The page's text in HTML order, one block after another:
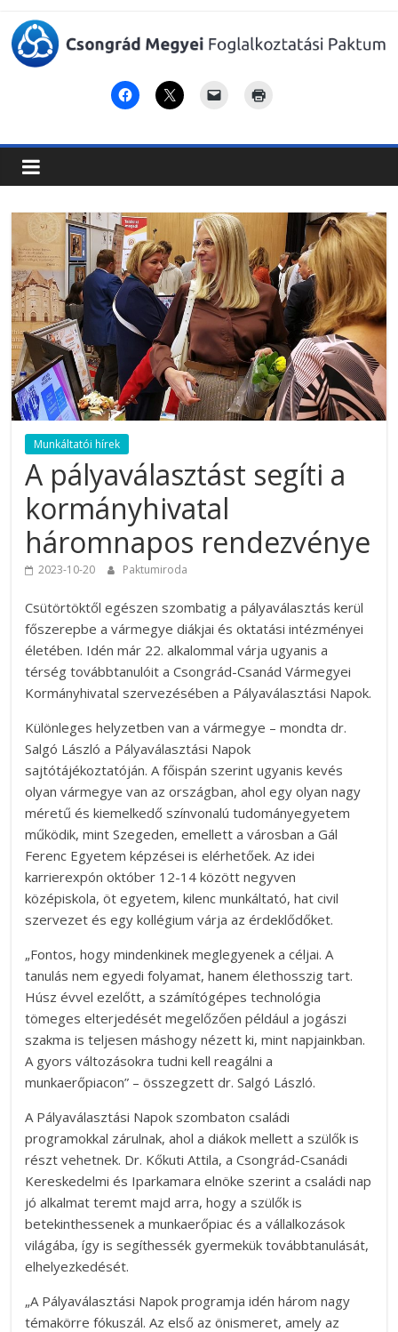
Csongrád
Megyei
Foglalkoztatási
Paktum
Munkáltatói hírek
A pályaválasztást segíti a
kormányhivatal
háromnapos rendezvénye
2023-10-20 Paktumiroda
Csütörtöktől egészen szombatig a pályaválasztás kerül
főszerepbe a vármegye diákjai és oktatási intézményei
életében. Idén már 22. alkalommal várja ugyanis a
térség továbbtanulóit a Csongrád-Csanád Vármegyei
Kormányhivatal szervezésében a Pályaválasztási Napok.
Különleges helyzetben van a vármegye – mondta dr.
Salgó László a Pályaválasztási Napok
sajtótájékoztatóján. A főispán szerint ugyanis kevés
olyan vármegye van az országban, ahol egy olyan nagy
méretű és kiemelkedő színvonalú tudományegyetem
működik, mint Szegeden, emellett a városban a Gál
Ferenc Egyetem képzései is elérhetőek. Az idei
karrierexpón október 12-14 között negyven
középiskola, öt egyetem, kilenc munkáltató, hat civil
szervezet és egy kollégium várja az érdeklődőket.
„Fontos, hogy mindenkinek meglegyenek a céljai. A
tanulás nem egyedi folyamat, hanem élethosszig tart.
Húsz évvel ezelőtt, a számítógépes technológia
tömeges elterjedését megelőzően például a jogászi
szakma is teljesen máshogy nézett ki, mint napjainkban.
A gyors változásokra tudni kell reagálni a
munkaerőpiacon” – összegzett dr. Salgó László.
A Pályaválasztási Napok szombaton családi
programokkal zárulnak, ahol a diákok mellett a szülők is
részt vehetnek. Dr. Kőkuti Attila, a Csongrád-Csanádi
Kereskedelmi és Iparkamara elnöke szerint a családi nap
jó alkalmat teremt majd arra, hogy a szülők is
betekinthessenek a munkaerőpiac és a vállalkozások
világába, így is segíthessék gyermekük továbbtanulását,
elhelyezkedését.
„A Pályaválasztási Napok programja idén három nagy
témakörre fókuszál. Az első az önismeret, amely az